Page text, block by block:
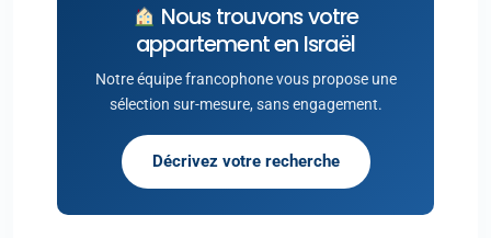
Nous trouvons votre
appartement en Israël
Notre équipe francophone vous propose une
sélection sur-mesure, sans engagement.
Décrivez votre recherche